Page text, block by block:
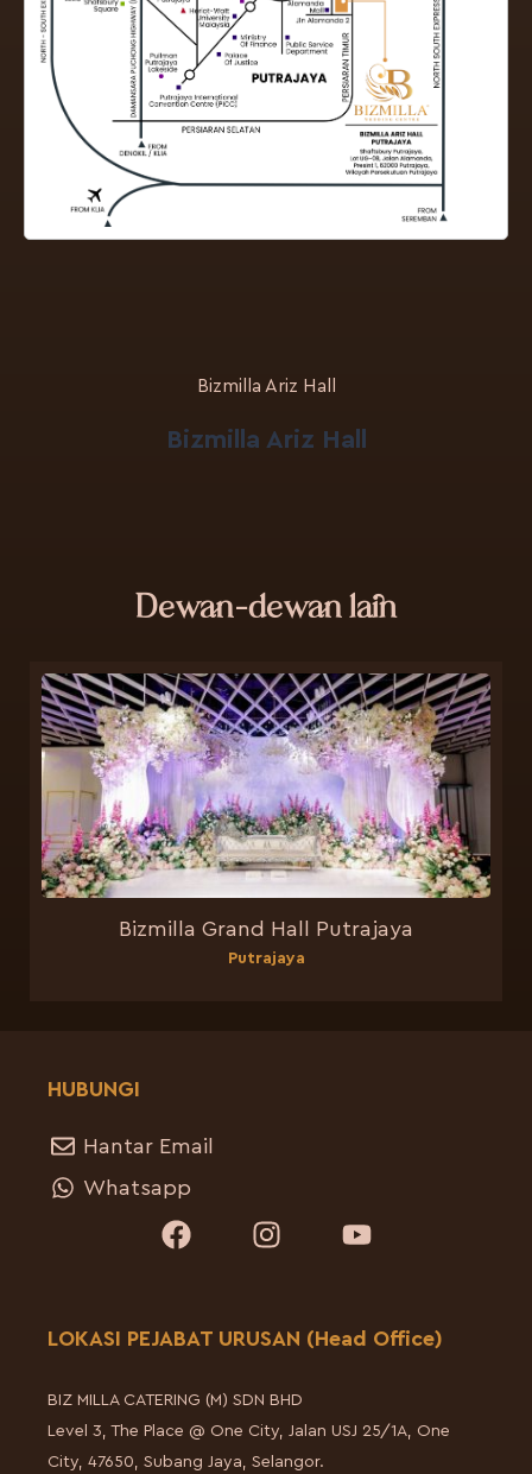
Bizmilla Ariz Hall
Bizmilla Ariz Hall
Dewan-dewan lain
Bizmilla Grand Hall Putrajaya
Putrajaya
HUBUNGI
Hantar Email
Whatsapp
LOKASI PEJABAT URUSAN (Head Office)
BIZ MILLA CATERING (M) SDN BHD
Level 3, The Place @ One City, Jalan USJ 25/1A, One
City, 47650, Subang Jaya, Selangor.